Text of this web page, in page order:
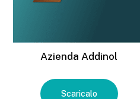
Azienda Addinol
Scaricalo